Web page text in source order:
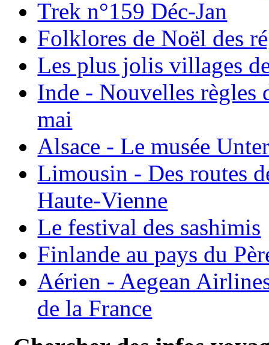
Trek n°159 Déc-Jan
Folklores de Noël des
Les plus jolis villages
Inde - Nouvelles règles
mai
Alsace - Le musée
Limousin - Des routes
Haute-Vienne
Le festival des sashimis
Finlande au pays du
Aérien - Aegean
de la France